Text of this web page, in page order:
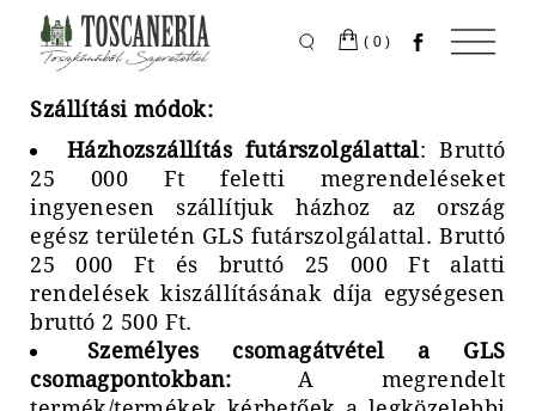
content
(0)
Szállítási módok:
Házhozszállítás futárszolgálattal: Bruttó
25 000 Ft feletti megrendeléseket
ingyenesen szállítjuk házhoz az ország
egész területén GLS futárszolgálattal. Bruttó
25 000 Ft és bruttó 25 000 Ft alatti
rendelések kiszállításának díja egységesen
bruttó 2 500 Ft.
Személyes csomagátvétel a GLS
csomagpontokban: A megrendelt